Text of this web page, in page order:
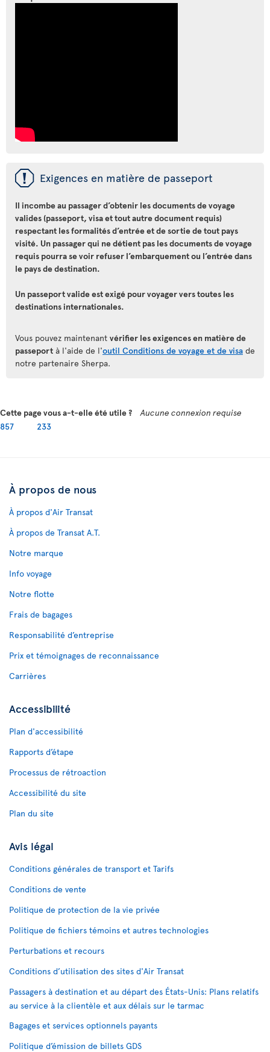
ü Exigences en matière de passeport
Il incombe au passager d’obtenir les documents de voyage
valides (passeport, visa et tout autre document requis)
respectant les formalités d’entrée et de sortie de tout pays
visité. Un passager qui ne détient pas les documents de voyage
requis pourra se voir refuser l’embarquement ou l’entrée dans
le pays de destination.
Un passeport valide est exigé pour voyager vers toutes les
destinations internationales.
Vous pouvez maintenant vérifier les exigences en matière de
passeport à l'aide de l'outil Conditions de voyage et de visa de
notre partenaire Sherpa.
Cette page vous a-t-elle été utile ?
Aucune connexion requise
857
233
À propos de nous
À propos d'Air Transat
À propos de Transat A.T.
Notre marque
Info voyage
Notre flotte
Frais de bagages
Responsabilité d’entreprise
Prix et témoignages de reconnaissance
Carrières
Accessibilité
Plan d'accessibilité
Rapports d’étape
Processus de rétroaction
Accessibilité du site
Plan du site
Avis légal
Conditions générales de transport et Tarifs
Conditions de vente
Politique de protection de la vie privée
Politique de fichiers témoins et autres technologies
Perturbations et recours
Conditions d’utilisation des sites d'Air Transat
Passagers à destination et au départ des États-Unis: Plans relatifs
au service à la clientèle et aux délais sur le tarmac
Bagages et services optionnels payants
Politique d’émission de billets GDS